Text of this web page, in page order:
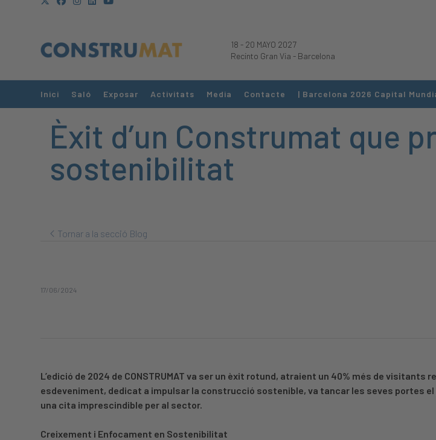
18 - 20 MAYO 2027
Recinto Gran Via - Barcelona
Inici Saló Exposar Activitats Media Contacte | Barcelona 2026 Capital
Èxit d’un Construmat que
sostenibilitat
Tornar a la secció Blog
17/06/2024
L’edició de 2024 de CONSTRUMAT va ser un èxit rotund, atraient un 40% més de visitants
esdeveniment, dedicat a impulsar la construcció sostenible, va tancar les seves portes
una cita imprescindible per al sector.
Creixement i Enfocament en Sostenibilitat